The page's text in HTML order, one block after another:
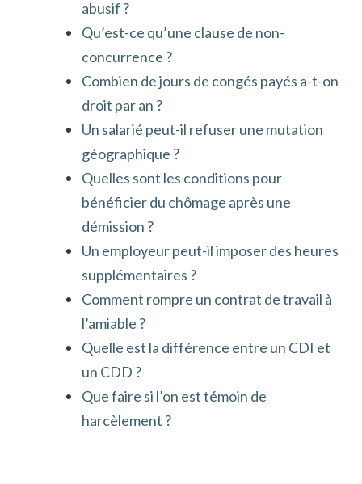
abusif ?
Qu’est-ce qu’une clause de non-
concurrence ?
Combien de jours de congés payés a-t-on
droit par an ?
Un salarié peut-il refuser une mutation
géographique ?
Quelles sont les conditions pour
bénéficier du chômage après une
démission ?
Un employeur peut-il imposer des heures
supplémentaires ?
Comment rompre un contrat de travail à
l’amiable ?
Quelle est la différence entre un CDI et
un CDD ?
Que faire si l’on est témoin de
harcèlement ?